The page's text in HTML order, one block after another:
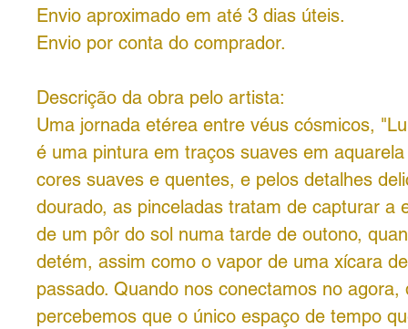
Envio aproximado em até 3 dias úteis.
Envio por conta do comprador.
Descrição da obra pelo artista:
Uma jornada etérea entre véus cósmicos,
é uma pintura em traços suaves em
cores suaves e quentes, e pelos detalhes
dourado, as pinceladas tratam de capturar a
de um pôr do sol numa tarde de outono,
detém, assim como o vapor de uma xícara
passado. Quando nos conectamos no agora,
percebemos que o único espaço de tempo